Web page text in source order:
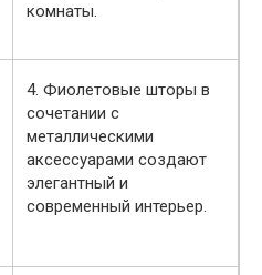
комнаты.
4. Фиолетовые шторы в
сочетании с
металлическими
аксессуарами создают
элегантный и
современный интерьер.